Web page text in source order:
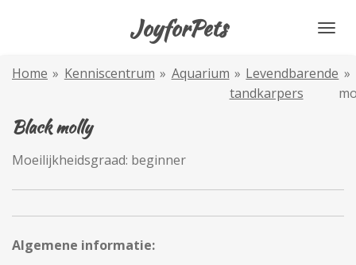
de
JoyforPets
Home » Kenniscentrum » Aquarium » Levendbarende
tandkarpers
»
Black molly
Moeilijkheidsgraad: beginner
Algemene informatie: